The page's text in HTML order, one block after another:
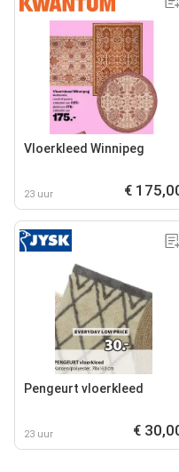
Vloerkleed Winnipeg
23 uur €
Pengeurt vloerkleed
23 uur €